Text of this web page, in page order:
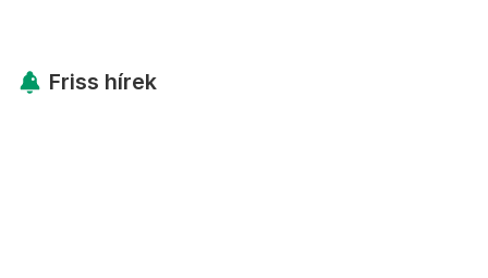
Friss hírek